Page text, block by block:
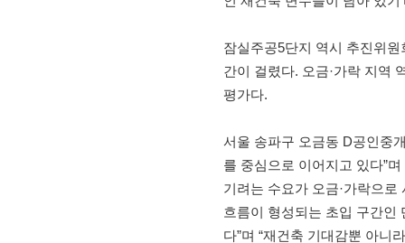
잠실주공5단지 역시 추진위
간이 걸렸다. 오금·가락 지역
평가다.
서울 송파구 오금동 D공인중
를 중심으로 이어지고 있다”
기려는 수요가 오금·가락으로
흐름이 형성되는 초입 구간인
다”며 “재건축 기대감뿐 아니